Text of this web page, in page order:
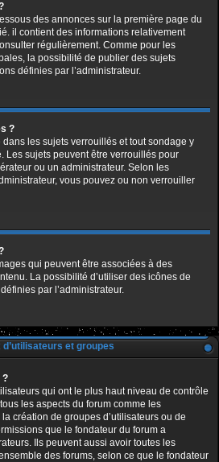
des annonces sur la première page du
il contient des informations relativement
régulièrement. Comme pour les
la possibilité de publier des sujets
définies par l’administrateur.
?
les sujets verrouillés et tout sondage y
Les sujets peuvent être verrouillés pour
ou un administrateur. Selon les
vous pouvez ou non verrouiller
qui peuvent être associées à des
La possibilité d’utiliser des icônes de
par l’administrateur.
d’utilisateurs et groupes
?
qui ont le plus haut niveau de contrôle
les aspects du forum comme les
création de groupes d’utilisateurs ou de
que le fondateur du forum a
Ils peuvent aussi avoir toutes les
des forums, selon ce que le fondateur